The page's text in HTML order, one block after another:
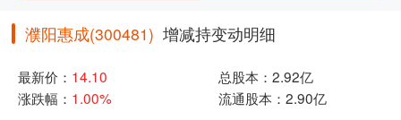
濮阳惠成(300481) 增减持变动明细
最新价： 14.10 总股本： 2.92亿
涨跌幅： 1.00% 流通股本： 2.90亿